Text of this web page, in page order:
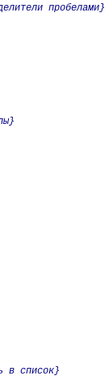
пробелами}
в список}